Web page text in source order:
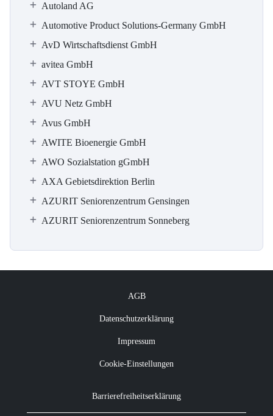
Autoland AG
Automotive Product Solutions-Germany GmbH
AvD Wirtschaftsdienst GmbH
avitea GmbH
AVT STOYE GmbH
AVU Netz GmbH
Avus GmbH
AWITE Bioenergie GmbH
AWO Sozialstation gGmbH
AXA Gebietsdirektion Berlin
AZURIT Seniorenzentrum Gensingen
AZURIT Seniorenzentrum Sonneberg
AGB
Datenschutzerklärung
Impressum
Cookie-Einstellungen
Barrierefreiheitserklärung